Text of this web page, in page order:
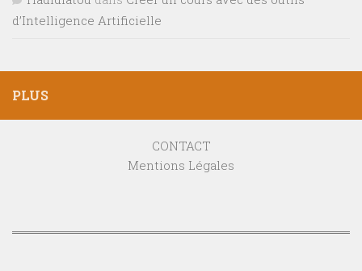
d’Intelligence Artificielle
PLUS
CONTACT
Mentions Légales